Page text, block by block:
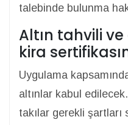
talebinde bulunma
Altın tahvili
kira
Uygulama
altınlar kabul
takılar gerekli şartları